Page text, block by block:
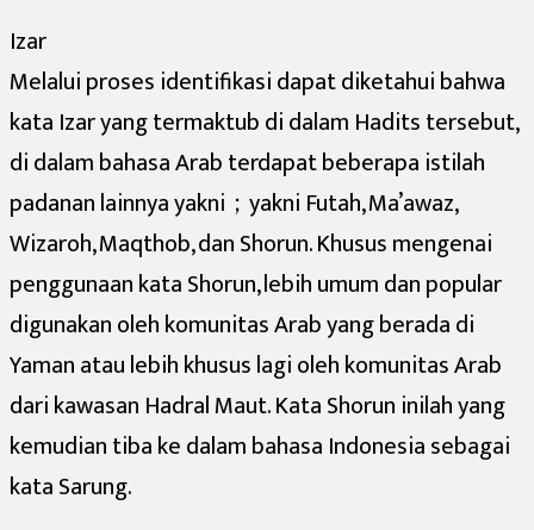
Izar
Melalui proses identifikasi dapat diketahui bahwa
kata Izar yang termaktub di dalam Hadits tersebut,
di dalam bahasa Arab terdapat beberapa istilah
padanan lainnya yakni；yakni Futah, Ma’awaz,
Wizaroh, Maqthob, dan Shorun. Khusus mengenai
penggunaan kata Shorun, lebih umum dan popular
digunakan oleh komunitas Arab yang berada di
Yaman atau lebih khusus lagi oleh komunitas Arab
dari kawasan Hadral Maut. Kata Shorun inilah yang
kemudian tiba ke dalam bahasa Indonesia sebagai
kata Sarung.